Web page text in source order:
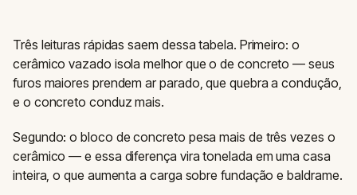
Três leituras rápidas saem dessa tabela. Primeiro: o
cerâmico vazado isola melhor que o de concreto — seus
furos maiores prendem ar parado, que quebra a condução,
e o concreto conduz mais.
Segundo: o bloco de concreto pesa mais de três vezes o
cerâmico — e essa diferença vira tonelada em uma casa
inteira, o que aumenta a carga sobre fundação e baldrame.